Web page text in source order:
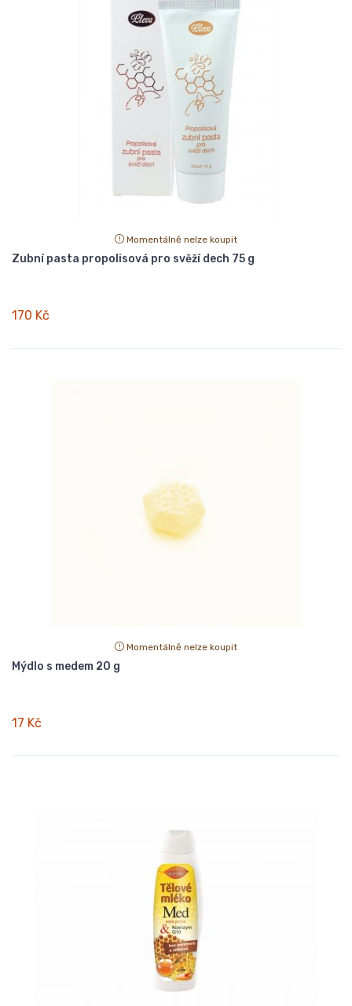
Momentálně nelze koupit
Zubní pasta propolisová pro svěží dech 75 g
170 Kč
Momentálně nelze koupit
Mýdlo s medem 20 g
17 Kč